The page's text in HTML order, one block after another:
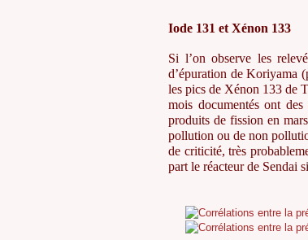
Iode 131 et Xénon 133
Si l’on observe les
d’épuration de Koriyama
les pics de Xénon 133 de
mois documentés ont des
produits de fission en
pollution ou de non
de criticité, très
part le réacteur de Sendai